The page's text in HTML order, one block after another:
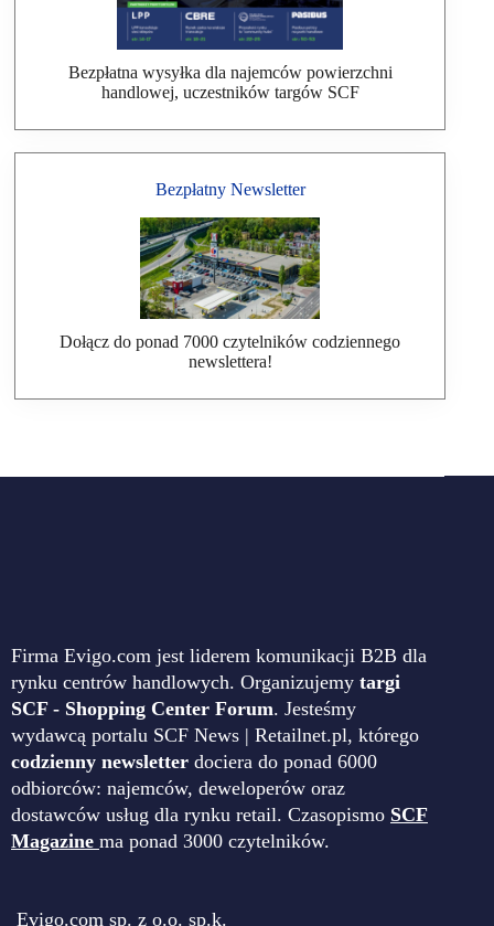
Bezpłatna wysyłka dla najemców powierzchni
handlowej, uczestników targów SCF
Bezpłatny Newsletter
Dołącz do ponad 7000 czytelników codziennego
newslettera!
Firma Evigo.com jest liderem komunikacji B2B dla
rynku centrów handlowych. Organizujemy targi
SCF - Shopping Center Forum. Jesteśmy
wydawcą portalu SCF News | Retailnet.pl, którego
codzienny newsletter dociera do ponad 6000
odbiorców: najemców, deweloperów oraz
dostawców usług dla rynku retail. Czasopismo SCF
Magazine ma ponad 3000 czytelników.
Evigo.com sp. z o.o. sp.k.